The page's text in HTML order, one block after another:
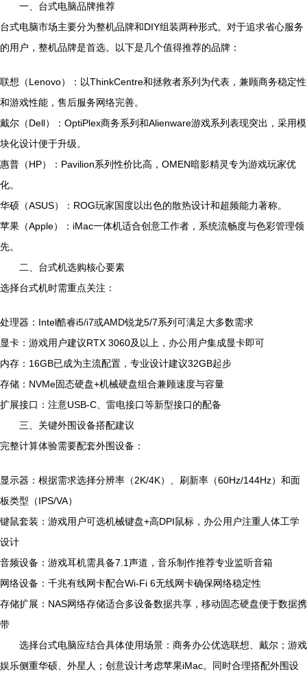
一、台式电脑品牌推荐
台式电脑市场主要分为整机品牌和DIY组装两种形式。对于追求省心服务
的用户，整机品牌是首选。以下是几个值得推荐的品牌：
联想（Lenovo）：以ThinkCentre和拯救者系列为代表，兼顾商务稳定性
和游戏性能，售后服务网络完善。
戴尔（Dell）：OptiPlex商务系列和Alienware游戏系列表现突出，采用模
块化设计便于升级。
惠普（HP）：Pavilion系列性价比高，OMEN暗影精灵专为游戏玩家优
化。
华硕（ASUS）：ROG玩家国度以出色的散热设计和超频能力著称。
苹果（Apple）：iMac一体机适合创意工作者，系统流畅度与色彩管理领
先。
二、台式机选购核心要素
选择台式机时需重点关注：
处理器：Intel酷睿i5/i7或AMD锐龙5/7系列可满足大多数需求
显卡：游戏用户建议RTX 3060及以上，办公用户集成显卡即可
内存：16GB已成为主流配置，专业设计建议32GB起步
存储：NVMe固态硬盘+机械硬盘组合兼顾速度与容量
扩展接口：注意USB-C、雷电接口等新型接口的配备
三、关键外围设备搭配建议
完整计算体验需要配套外围设备：
显示器：根据需求选择分辨率（2K/4K）、刷新率（60Hz/144Hz）和面
板类型（IPS/VA）
键鼠套装：游戏用户可选机械键盘+高DPI鼠标，办公用户注重人体工学
设计
音频设备：游戏耳机需具备7.1声道，音乐制作推荐专业监听音箱
网络设备：千兆有线网卡配合Wi-Fi 6无线网卡确保网络稳定性
存储扩展：NAS网络存储适合多设备数据共享，移动固态硬盘便于数据携
带
选择台式电脑应结合具体使用场景：商务办公优选联想、戴尔；游戏
娱乐侧重华硕、外星人；创意设计考虑苹果iMac。同时合理搭配外围设